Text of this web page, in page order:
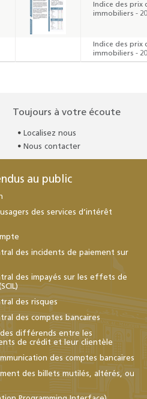
Indice des prix
immobiliers -
Indice des prix
immobiliers -
Toujours à votre écoute
Localisez nous
Nous contacter
au public
des services d’intérêt
des incidents de paiement sur
des impayés sur les effets de
des risques
des comptes bancaires
des différends entre les
de crédit et leur clientèle
des comptes bancaires
des billets mutilés, altérés, ou